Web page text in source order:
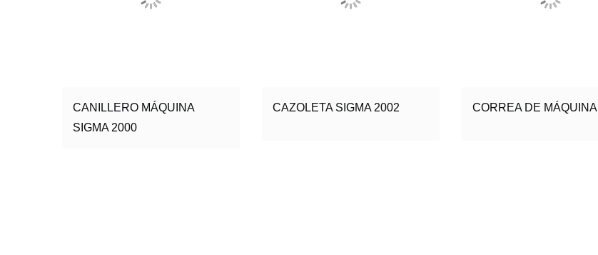
CANILLERO MÁQUINA
SIGMA 2000
CAZOLETA SIGMA 2002 CORREA DE MÁQUINA